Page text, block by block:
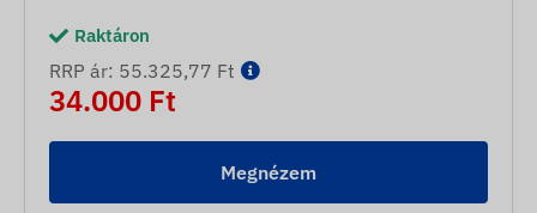
Raktáron
RRP ár: 55.325,77 Ft
34.000 Ft
Megnézem